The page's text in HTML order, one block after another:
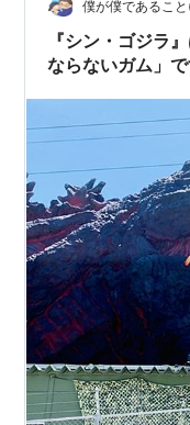
約78cm [材質/仕様]
僕が僕であること
『シン・ゴジラ
ならないガム」で